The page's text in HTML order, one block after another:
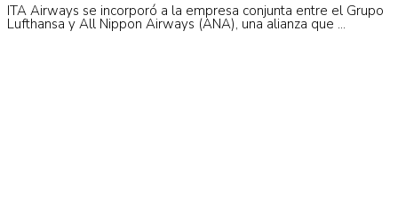
ITA Airways se incorporó a la empresa conjunta entre el Grupo
Lufthansa y All Nippon Airways (ANA), una alianza que ...